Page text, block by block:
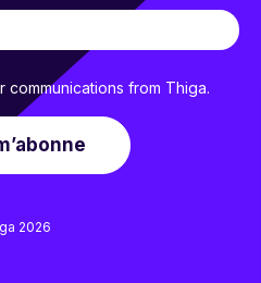
from Thiga.
2026